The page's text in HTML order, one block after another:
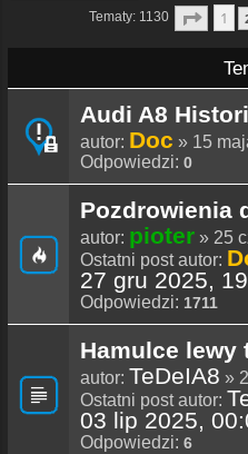
Tematy: 1130 Strona
1
Audi A8
autor: Doc » 15
Odpowiedzi: 0
Pozdrowienia
autor: pioter » 25
Ostatni post autor:
27 gru 2025,
Odpowiedzi: 1711
Hamulce lewy
autor: TeDeIA8 »
Ostatni post autor:
03 lip 2025,
Odpowiedzi: 6